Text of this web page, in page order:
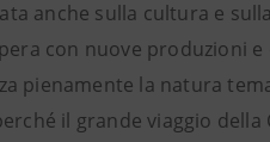
anche sulla cultura e
con nuove produzioni
pienamente la natura
il grande viaggio